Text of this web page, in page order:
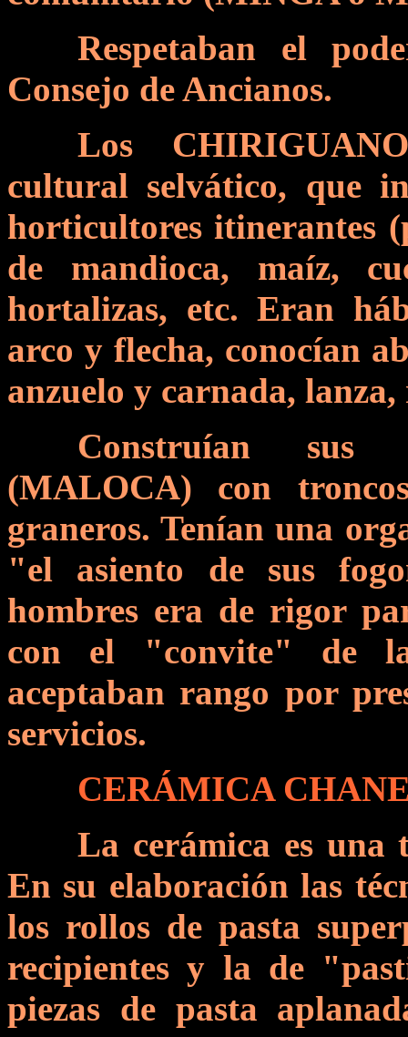
Respetaban el
Consejo de Ancianos.
Los
cultural selvático, que
horticultores itinerantes
de mandioca, maíz,
hortalizas, etc. Eran
arco y flecha, conocían
anzuelo y carnada, lanza,
Construían sus
(MALOCA) con
graneros. Tenían una
"el asiento de sus
hombres era de rigor
con el "convite" de
aceptaban rango por
servicios.
CERÁMICA
La cerámica es una
En su elaboración las
los rollos de pasta
recipientes y la de
piezas de pasta